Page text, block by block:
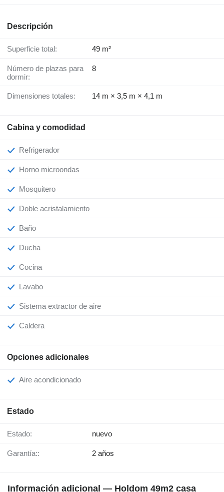
Descripción
Superficie total: 49 m²
Número de plazas para
dormir:
8
Dimensiones totales: 14 m × 3,5 m × 4,1 m
Cabina y comodidad
Refrigerador
Horno microondas
Mosquitero
Doble acristalamiento
Baño
Ducha
Cocina
Lavabo
Sistema extractor de aire
Caldera
Opciones adicionales
Aire acondicionado
Estado
Estado: nuevo
Garantía:: 2 años
Información adicional — Holdom 49m2 casa